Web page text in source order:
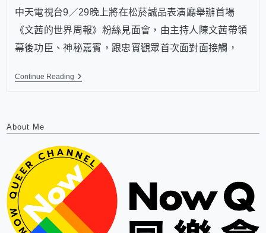
中天電視台9／29晚上將在松菸誠品表演廳舉辦首場
《文茜的世界周報》粉絲見面會，由主持人陳文茜帶領
幕後功臣、神秘嘉賓，跟忠實觀眾首次面對面接觸，
Continue Reading
About Me